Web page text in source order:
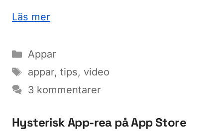
Läs mer
Kategorier
Appar
Etiketter
appar, tips, video
3 kommentarer
Hysterisk App-rea på App Store